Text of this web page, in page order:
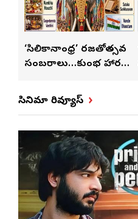
‘సిలికానాంధ్ర’ రజతోత్సవ
సంబరాలు…కుంభ హారతి
సినిమా రివ్యూస్